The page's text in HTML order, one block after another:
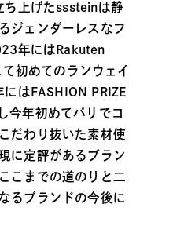
上げたsssteinは静
ジェンダーレスなフ
年にはRakuten
初めてのランウェイ
はFASHION PRIZE
今年初めてパリでコ
だわり抜いた素材使
に定評があるブラン
こまでの道のりと二
るブランドの今後に